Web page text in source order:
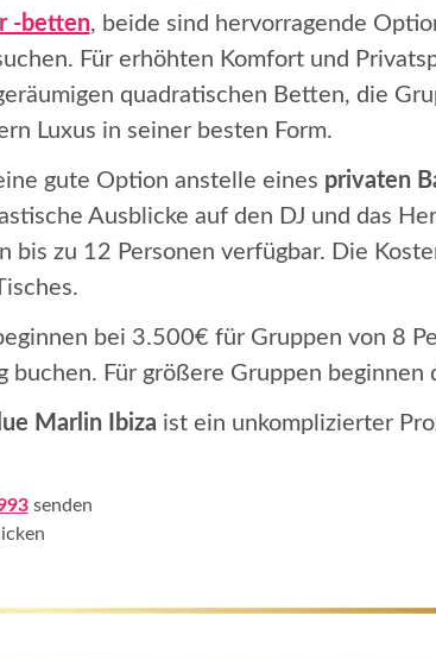
-betten, beide sind hervorragende
Für erhöhten Komfort und
quadratischen Betten, die
Luxus in seiner besten Form.
gute Option anstelle eines privaten
Ausblicke auf den DJ und das
bis zu 12 Personen verfügbar. Die
bei 3.500€ für Gruppen von 8
buchen. Für größere Gruppen
Marlin Ibiza ist ein unkomplizierter
senden